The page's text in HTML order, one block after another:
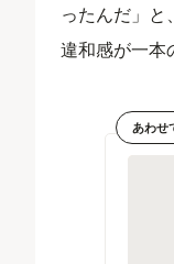
ったんだ」と
違和感が一本
あわせ